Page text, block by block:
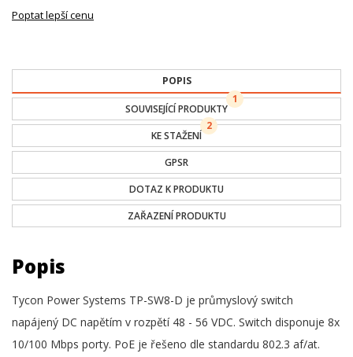
Poptat lepší cenu
POPIS
SOUVISEJÍCÍ PRODUKTY
1
KE STAŽENÍ
2
GPSR
DOTAZ K PRODUKTU
ZAŘAZENÍ PRODUKTU
Popis
Tycon Power Systems TP-SW8-D je průmyslový switch
napájený DC napětím v rozpětí 48 - 56 VDC. Switch disponuje 8x
10/100 Mbps porty. PoE je řešeno dle standardu 802.3 af/at.